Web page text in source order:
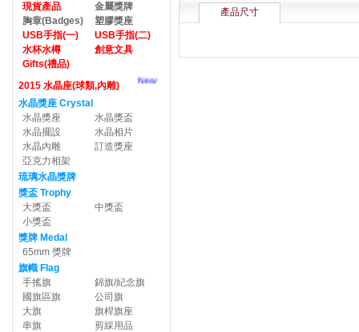
現貨產品
金屬獎牌
胸章(Badges)
塑膠獎座
USB手指(一)
USB手指(二)
水杯水樽
創意文具
Gifts(禮品)
2015 水晶座(球類,內雕)
New
水晶獎座 Crystal
水晶獎座
水晶獎盃
水晶擺設
水晶相片
水晶內雕
訂造獎座
亞克力相架
琉璃水晶獎牌
獎盃 Trophy
大獎盃
中獎盃
小獎盃
獎牌 Medal
65mm 獎牌
旗幟 Flag
手搖旗
錦旗/紀念旗
國旗區旗
公司旗
大旗
旗桿旗座
串旗
剪綵用品
產品尺寸